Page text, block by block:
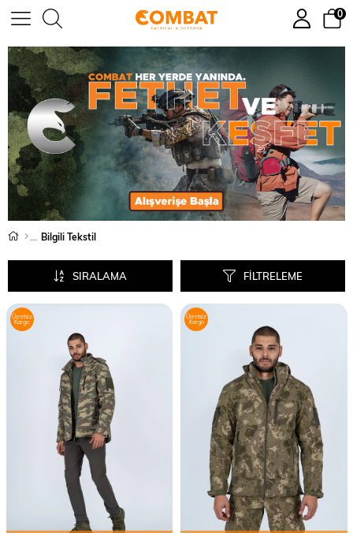
0
Bilgili Tekstil
FILTRELEME
SIRALAMA
Ücretsiz
Kargo
Ücretsiz
Kargo